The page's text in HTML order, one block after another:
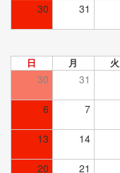
30 31
日 月 火
30 31
6 7
13 14
20 21